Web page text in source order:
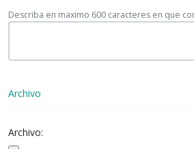
Describa en maximo 600 caracteres en que
Archivo
Archivo: